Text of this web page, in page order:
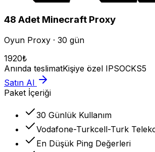
48 Adet Minecraft Proxy
Oyun Proxy · 30 gün
1920₺
Anında teslimatKişiye özel IPSOCKS5
Satın Al
Paket İçeriği
30 Günlük Kullanım
Vodafone-Turkcell-Turk
En Düşük Ping Değerleri